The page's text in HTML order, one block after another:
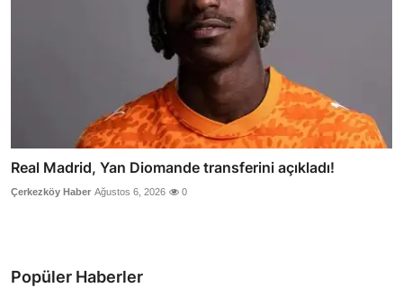
Real Madrid, Yan Diomande transferini açıkladı!
Çerkezköy Haber Ağustos 6, 2026 0
Popüler Haberler